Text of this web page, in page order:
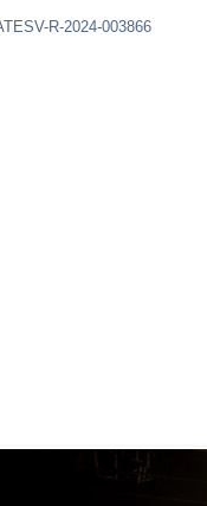
R-2024-003866